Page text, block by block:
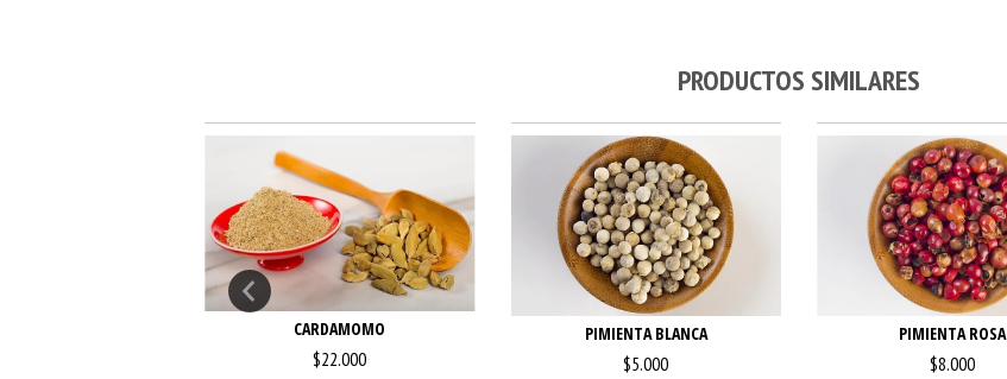
PRODUCTOS SIMILARES
CARDAMOMO
$22.000
PIMIENTA BLANCA
$5.000
PIMIENTA ROSA
$8.000